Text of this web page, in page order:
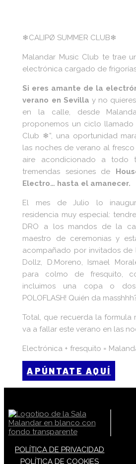
❄CALIPØ SUMMER CLUB❄
Malandar Music Club te trae
electrónica cargado de
Si eres amante de la
verano en Sevilla y no
en la calle, desde
proponemos un ciclo llamado
Club ❄”, una oportunidad
las noches de verano al
aire acondicionado a todo
tremendas sesiones de
Electro… hasta el amanecer.
El mes de Julio lo
residencia muy especial:
DRO a los mandos de la
maestro de ceremonias y
acompañado por invitados de
Dollz, D.Moreno, Ismael
para colmo de fresquito,
incluimos una copa o
POLOFLASH! Quién da
Total, que recuerda la formula
va a fallar este verano en las
Electrónica + fresquito =
APÚNTATE AQUÍ
POLÍTICA DE PRIVACIDAD
POLÍTICA DE COOKIES